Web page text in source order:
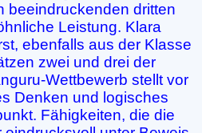
beeindruckenden dritten
Leistung. Klara
ebenfalls aus der Klasse
zwei und drei der
Wettbewerb stellt vor
Denken und logisches
Fähigkeiten, die die